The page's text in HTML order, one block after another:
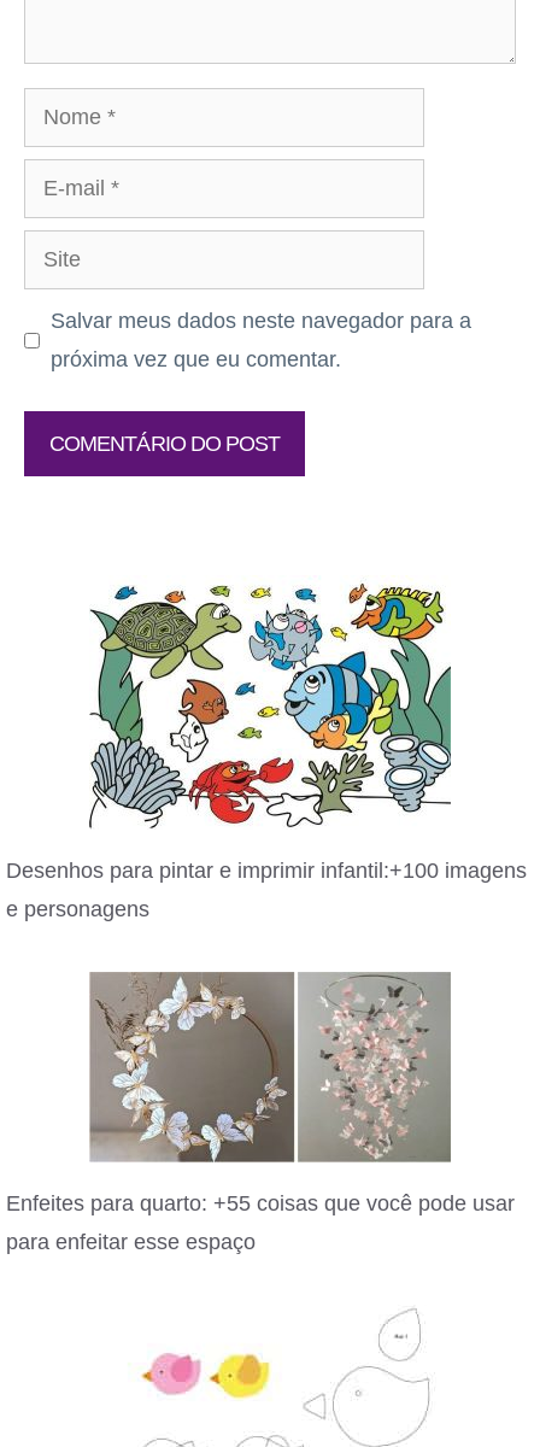
Nome
mail
Site
Salvar meus dados neste navegador para a
próxima vez que eu comentar.
Desenhos para pintar e imprimir infantil:+100 imagens
e personagens
Enfeites para quarto: +55 coisas que você pode usar
para enfeitar esse espaço